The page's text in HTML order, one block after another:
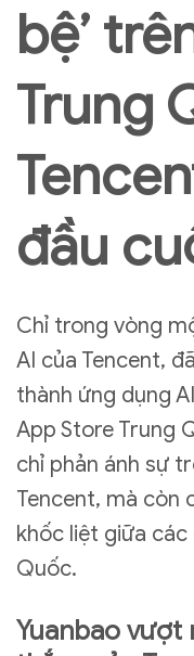
bệ’
Trung
đầu
Chỉ trong vòng
AI của Tencent,
thành ứng dụng
App Store Trung
chỉ phản ánh sự
Tencent, mà còn
khốc liệt giữa các
Quốc.
Yuanbao vượt